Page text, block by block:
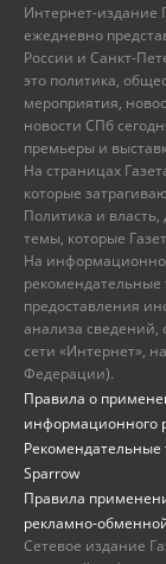
Интернет-издание
ежедневно
России и Санкт-
это политика,
мероприятия,
новости СПб
премьеры и
На страницах
которые
Политика и власть,
темы, которые
На
предоставления
анализа сведений,
сети «Интернет»,
Федерации).
Правила о
информационного
Sparrow
Правила
рекламно-
Сетевое издание